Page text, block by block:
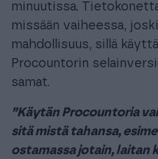
minuutissa.
missään vaiheessa,
mahdollisuus, sillä
Procountorin
samat.
”Käytän Procountoria
sitä mistä tahansa,
ostamassa jotain, laitan